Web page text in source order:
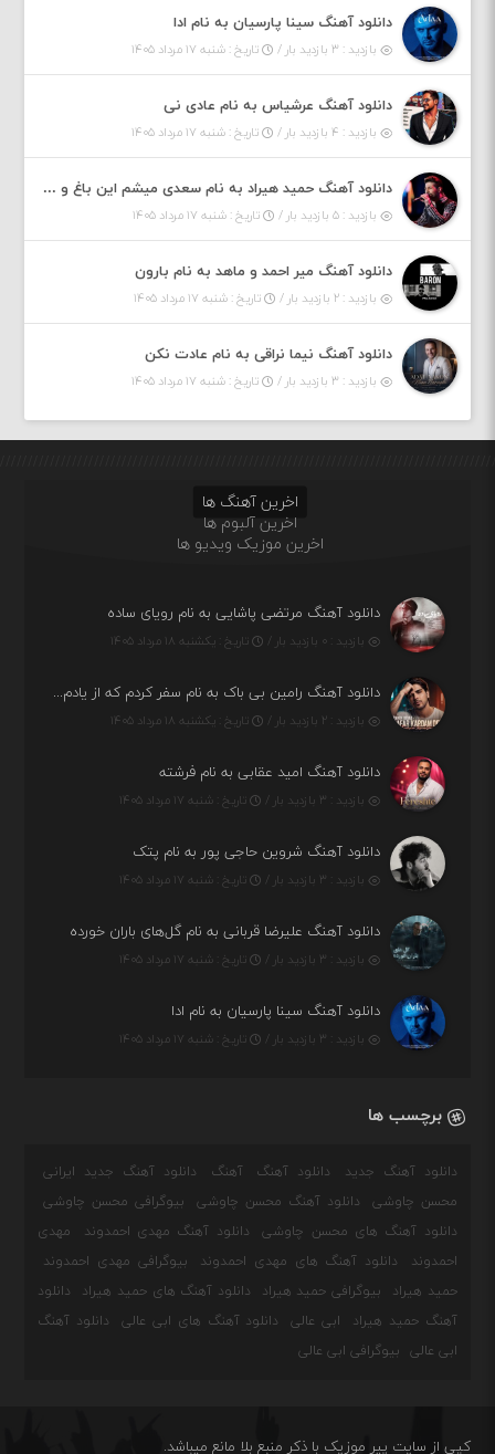
دانلود آهنگ سینا پارسیان به نام ادا
بازدید : ۳ بازدید بار / تاریخ : شنبه ۱۷ مرداد ۱۴۰۵
دانلود آهنگ عرشیاس به نام عادی نی
بازدید : ۴ بازدید بار / تاریخ : شنبه ۱۷ مرداد ۱۴۰۵
دانلود آهنگ حمید هیراد به نام سعدی میشم این باغ و گلستون کنی واسم خیام زمانه ام به تو پرت حواسم
بازدید : ۵ بازدید بار / تاریخ : شنبه ۱۷ مرداد ۱۴۰۵
دانلود آهنگ میر احمد و ماهد به نام بارون
بازدید : ۲ بازدید بار / تاریخ : شنبه ۱۷ مرداد ۱۴۰۵
دانلود آهنگ نیما نراقی به نام عادت نکن
بازدید : ۳ بازدید بار / تاریخ : شنبه ۱۷ مرداد ۱۴۰۵
اخرین آهنگ ها
اخرین آلبوم ها
اخرین موزیک ویدیو ها
دانلود آهنگ مرتضی پاشایی به نام رویای ساده
بازدید : ۰ بازدید بار / تاریخ : یکشنبه ۱۸ مرداد ۱۴۰۵
دانلود آهنگ رامین بی باک به نام سفر کردم که از یادم بری دیدم نمیشه
بازدید : ۲ بازدید بار / تاریخ : یکشنبه ۱۸ مرداد ۱۴۰۵
دانلود آهنگ امید عقابی به نام فرشته
بازدید : ۳ بازدید بار / تاریخ : شنبه ۱۷ مرداد ۱۴۰۵
دانلود آهنگ شروین حاجی پور به نام پتک
بازدید : ۳ بازدید بار / تاریخ : شنبه ۱۷ مرداد ۱۴۰۵
دانلود آهنگ علیرضا قربانی به نام گل‌های باران خورده
بازدید : ۳ بازدید بار / تاریخ : شنبه ۱۷ مرداد ۱۴۰۵
دانلود آهنگ سینا پارسیان به نام ادا
بازدید : ۳ بازدید بار / تاریخ : شنبه ۱۷ مرداد ۱۴۰۵
برچسب ها
دانلود آهنگ جدید دانلود آهنگ آهنگ
دانلود آهنگ جدید ایرانی
محسن چاوشی
دانلود آهنگ محسن چاوشی
بیوگرافی محسن چاوشی
دانلود آهنگ های محسن چاوشی
دانلود آهنگ مهدی احمدوند
مهدی
احمدوند
دانلود آهنگ های مهدی احمدوند
بیوگرافی مهدی احمدوند
حمید هیراد
بیوگرافی حمید هیراد دانلود آهنگ های حمید هیراد
دانلود
آهنگ حمید هیراد
ابی عالی دانلود آهنگ های ابی عالی
دانلود آهنگ
ابی عالی
بیوگرافی ابی عالی
کپی از سایت پیر موزیک با ذکر منبع بلا مانع میباشد.